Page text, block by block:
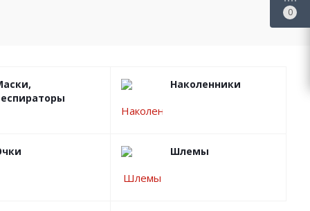
Наколенники
Шлемы
0